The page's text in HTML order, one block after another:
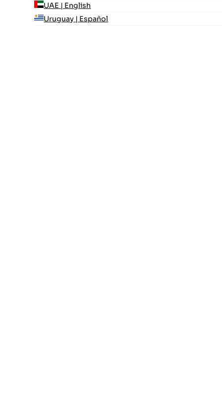
UAE | English
Uruguay | Español